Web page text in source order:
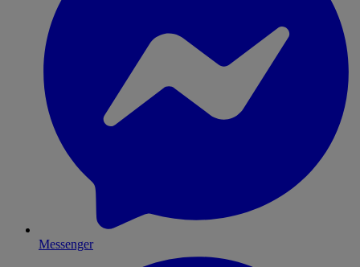
Messenger